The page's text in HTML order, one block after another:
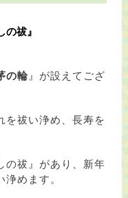
祓』
の輪 』が設えてござ
を祓い浄め、長寿を
の祓』があり、新年
めます。